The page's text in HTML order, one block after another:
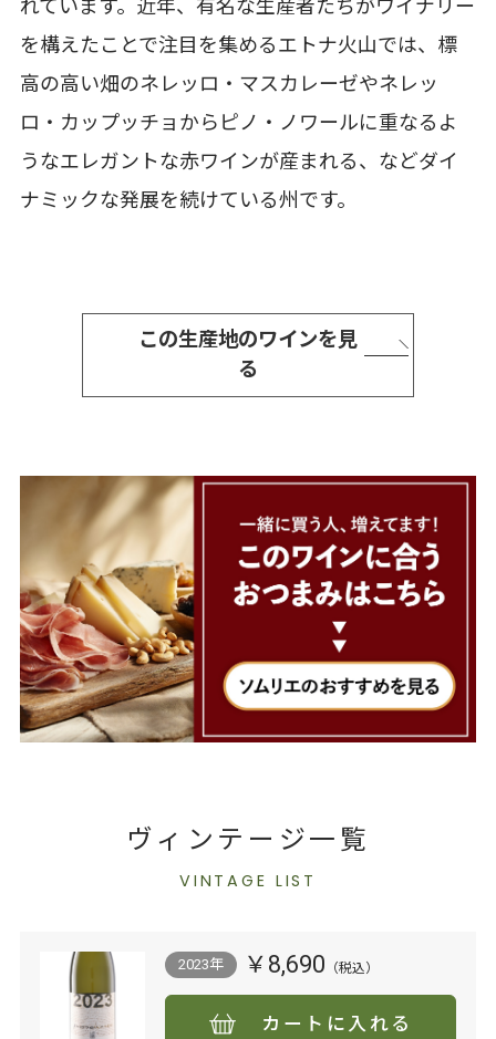
れています。近年、有名な生産者たちがワイナリー
を構えたことで注目を集めるエトナ火山では、標
高の高い畑のネレッロ・マスカレーゼやネレッ
ロ・カップッチョからピノ・ノワールに重なるよ
うなエレガントな赤ワインが産まれる、などダイ
ナミックな発展を続けている州です。
この生産地のワインを見
る
ヴィンテージ一覧
VINTAGE LIST
2023年 ￥8,690
カートに入れる